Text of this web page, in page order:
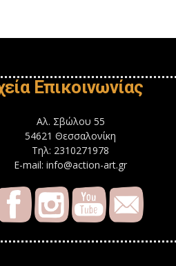
Επικοινωνίας
Αλ. Σβώλου 55
54621 Θεσσαλονίκη
Τηλ: 2310271978
E-mail: info@action-art.gr